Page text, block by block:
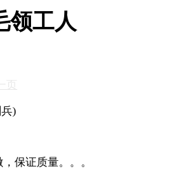
领工人
)
保证质量。。。